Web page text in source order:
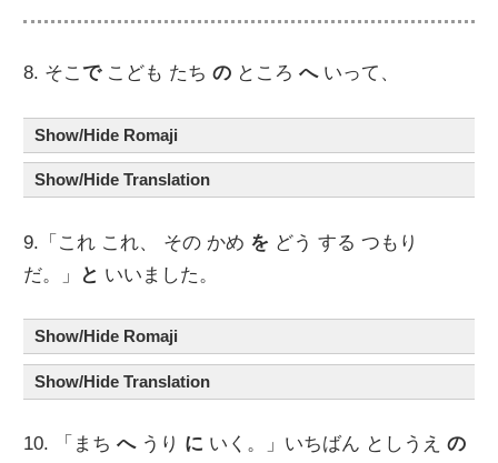
8. そこでこども たちの ところへいって、
Show/Hide Romaji
Show/Hide Translation
9.「これ これ、 その かめ を どう する つもり
だ。」
と いいました。
Show/Hide Romaji
Show/Hide Translation
10. 「まちへうり に いく。」いちばん としうえの